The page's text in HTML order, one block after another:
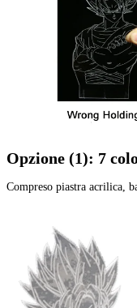
Opzione (1): 7
Compreso piastra acrilica,